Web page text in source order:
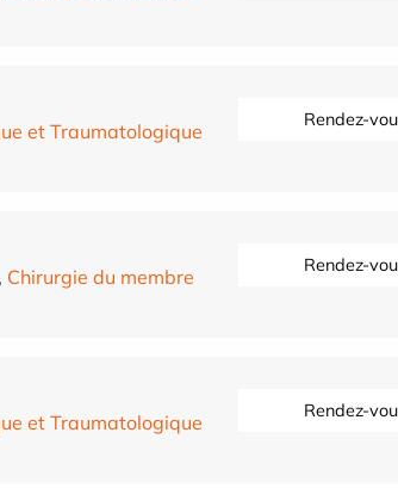
et Traumatologique
Rendez-
, Chirurgie du membre
Rendez-
et Traumatologique
Rendez-